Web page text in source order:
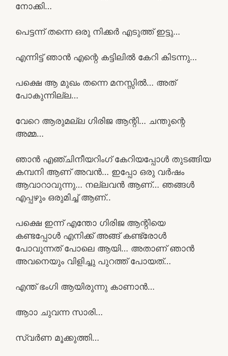
നോക്കി…
പെട്ടന്ന് തന്നെ ഒരു നിക്കർ എടുത്ത് ഇട്ടു…
എന്നിട്ട് ഞാൻ എന്റെ കട്ടിലിൽ കേറി കിടന്നു…
പക്ഷെ ആ മുഖം തന്നെ മനസ്സിൽ… അത്
പോകുന്നില്ല…
വേറെ ആരുമല്ല ഗിരിജ ആന്റി… ചന്തുന്റെ
അമ്മ…
ഞാൻ എഞ്ചിനീയറിംഗ് കേറിയപ്പോൾ തുടങ്ങിയ
കമ്പനി ആണ് അവൻ… ഇപ്പോ ഒരു വർഷം
ആവാറാവുന്നു… നല്ലവൻ ആണ്… ഞങ്ങൾ
എപ്പഴും ഒരുമിച്ച് ആണ്..
പക്ഷെ ഇന്ന് എന്തോ ഗിരിജ ആന്റിയെ
കണ്ടപ്പോൾ എനിക്ക് അങ്ങ് കണ്ട്രോൾ
പോവുന്നത് പോലെ ആയി… അതാണ് ഞാൻ
അവനെയും വിളിച്ചു പുറത്ത് പോയത്…
എന്ത് ഭംഗി ആയിരുന്നു കാണാൻ…
ആാാ ചുവന്ന സാരി…
സ്വർണ മൂക്കുത്തി…